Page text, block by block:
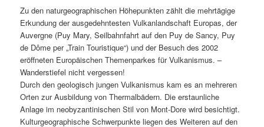
Zu den naturgeographischen Höhepunkten zählt die mehrtägige
Erkundung der ausgedehntesten Vulkanlandschaft Europas, der
Auvergne (Puy Mary, Seilbahnfahrt auf den Puy de Sancy, Puy
de Dôme per „Train Touristique“) und der Besuch des 2002
eröffneten Europäischen Themenparkes für Vulkanismus. –
Wanderstiefel nicht vergessen!
Durch den geologisch jungen Vulkanismus kam es an mehreren
Orten zur Ausbildung von Thermalbädern. Die erstaunliche
Anlage im neobyzantinischen Stil von Mont-Dore wird besichtigt.
Kulturgeographische Schwerpunkte liegen des Weiteren auf den